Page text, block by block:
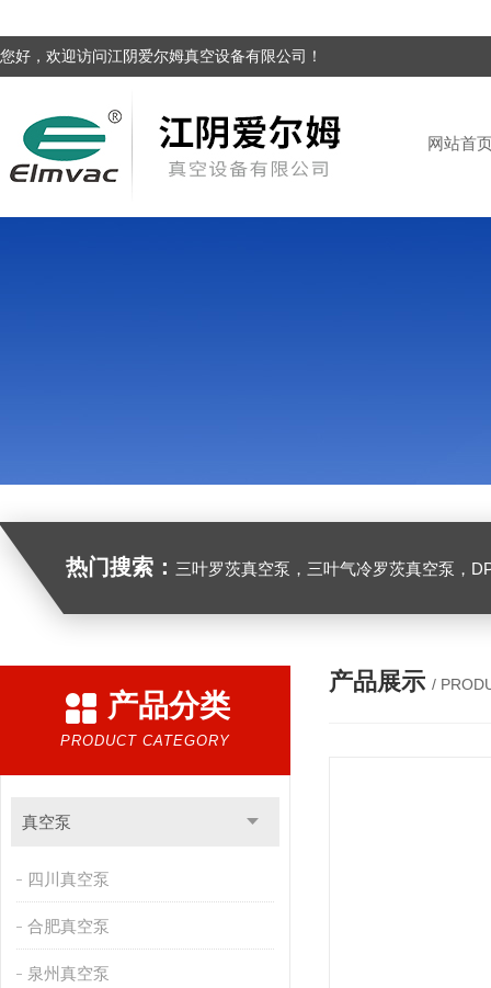
您好，欢迎访问江阴爱尔姆真空设备有限公司！
网站首
热门搜索： 三叶罗茨真空泵，三叶气冷罗茨真空泵，
产品分类
PRODUCT CATEGORY
真空泵
四川真空泵
合肥真空泵
泉州真空泵
产品展示 /